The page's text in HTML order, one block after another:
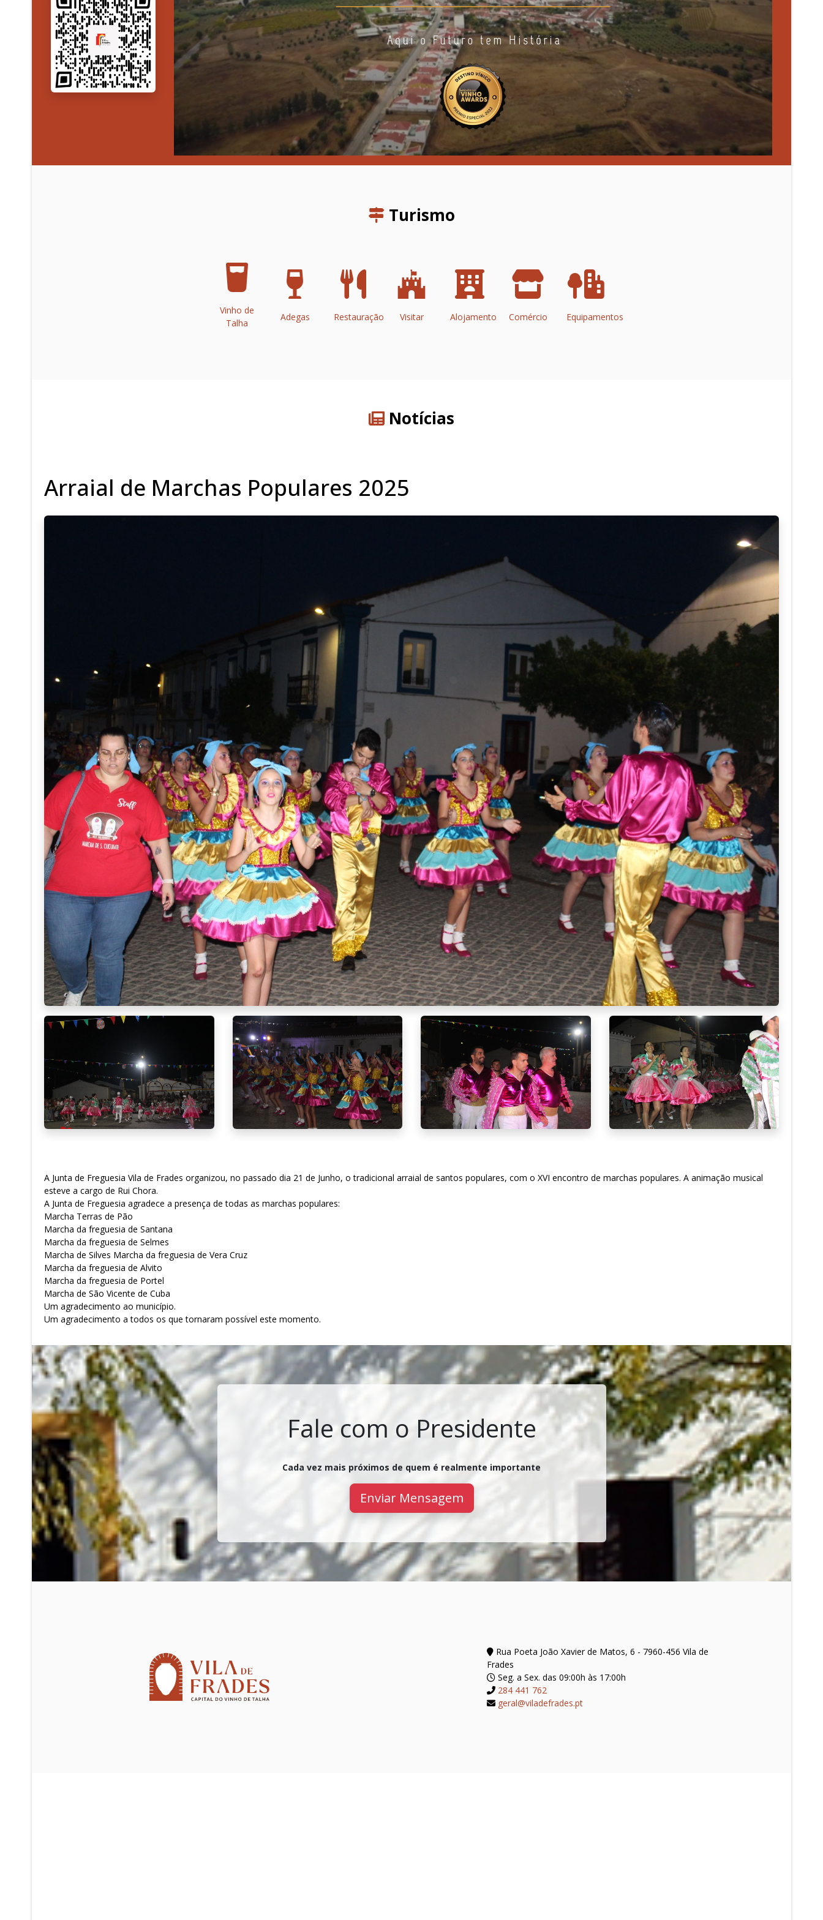
Turismo
Vinho de
Talha
Adegas Restauração Visitar Alojamento Comércio Equipamentos
Notícias
Arraial de Marchas Populares 2025
A Junta de Freguesia Vila de Frades organizou, no passado dia 21 de Junho, o tradicional arraial de santos populares, com o XVI encontro de marchas populares. A animação musical
esteve a cargo de Rui Chora.
A Junta de Freguesia agradece a presença de todas as marchas populares:
Marcha Terras de Pão
Marcha da freguesia de Santana
Marcha da freguesia de Selmes
Marcha de Silves Marcha da freguesia de Vera Cruz
Marcha da freguesia de Alvito
Marcha da freguesia de Portel
Marcha de São Vicente de Cuba
Um agradecimento ao município.
Um agradecimento a todos os que tornaram possível este momento.
Fale com o Presidente
Cada vez mais próximos de quem é realmente importante
Enviar Mensagem
Rua Poeta João Xavier de Matos, 6 - 7960-456 Vila de
Frades
Seg. a Sex. das 09:00h às 17:00h
284 441 762
geral@viladefrades.pt